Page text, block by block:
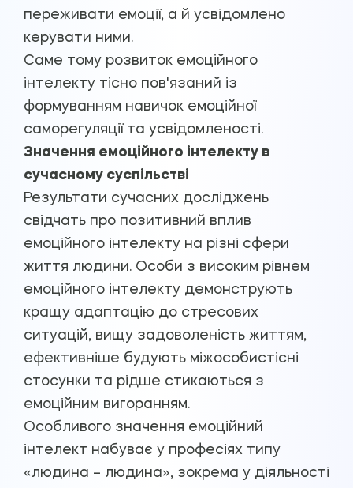
переживати емоції, а й усвідомлено
керувати ними.
Саме тому розвиток емоційного
інтелекту тісно пов'язаний із
формуванням навичок емоційної
саморегуляції та усвідомленості.
Значення емоційного інтелекту в
сучасному суспільстві
Результати сучасних досліджень
свідчать про позитивний вплив
емоційного інтелекту на різні сфери
життя людини. Особи з високим рівнем
емоційного інтелекту демонструють
кращу адаптацію до стресових
ситуацій, вищу задоволеність життям,
ефективніше будують міжособистісні
стосунки та рідше стикаються з
емоційним вигоранням.
Особливого значення емоційний
інтелект набуває у професіях типу
«людина – людина», зокрема у діяльності